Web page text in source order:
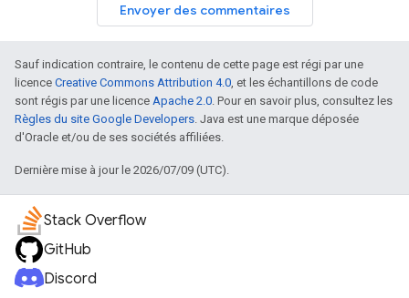
Envoyer des commentaires
Sauf indication contraire, le contenu de cette page est régi par une
licence Creative Commons Attribution 4.0 , et les échantillons de code
sont régis par une licence Apache 2.0 . Pour en savoir plus, consultez les
Règles du site Google Developers . Java est une marque déposée
d'Oracle et/ou de ses sociétés affiliées.
Dernière mise à jour le 2026/07/09 (UTC).
Stack Overflow
GitHub
Discord